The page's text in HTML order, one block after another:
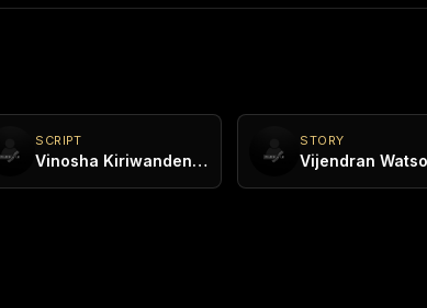
SCRIPT
Vinosha Kiriwandeniya
STORY
Vijendran